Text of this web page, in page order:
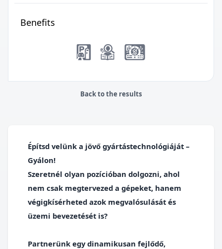
Benefits
Back to the results
Építsd velünk a jövő gyártástechnológiáját –
Gyálon!
Szeretnél olyan pozícióban dolgozni, ahol
nem csak megtervezed a gépeket, hanem
végigkísérheted azok megvalósulását és
üzemi bevezetését is?
Partnerünk egy dinamikusan fejlődő,